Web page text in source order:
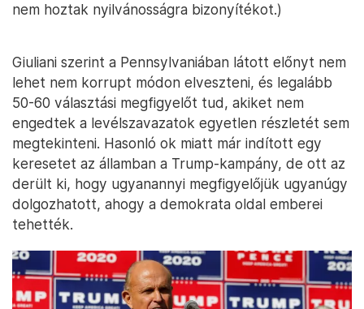
nem hoztak nyilvánosságra bizonyítékot.)
Giuliani szerint a Pennsylvaniában látott előnyt nem
lehet nem korrupt módon elveszteni, és legalább
50-60 választási megfigyelőt tud, akiket nem
engedtek a levélszavazatok egyetlen részletét sem
megtekinteni. Hasonló ok miatt már indított egy
keresetet az államban a Trump-kampány, de ott az
derült ki, hogy ugyanannyi megfigyelőjük ugyanúgy
dolgozhatott, ahogy a demokrata oldal emberei
tehették.